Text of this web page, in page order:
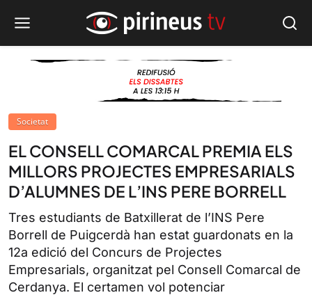
Societat
EL CONSELL COMARCAL PREMIA ELS
MILLORS PROJECTES EMPRESARIALS
D’ALUMNES DE L’INS PERE BORRELL
Tres estudiants de Batxillerat de l’INS Pere
Borrell de Puigcerdà han estat guardonats en la
12a edició del Concurs de Projectes
Empresarials, organitzat pel Consell Comarcal de
Cerdanya. El certamen vol potenciar